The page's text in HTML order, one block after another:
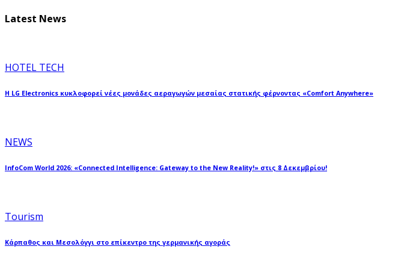
Latest News
HOTEL TECH
Η LG Electronics κυκλοφορεί νέες μονάδες αεραγωγών μεσαίας στατικής φέρνοντας «Comfort Anywhere»
NEWS
InfoCom World 2026: «Connected Intelligence: Gateway to the New Reality!» στις 8 Δεκεμβρίου!
Tourism
Κάρπαθος και Μεσολόγγι στο επίκεντρο της γερμανικής αγοράς